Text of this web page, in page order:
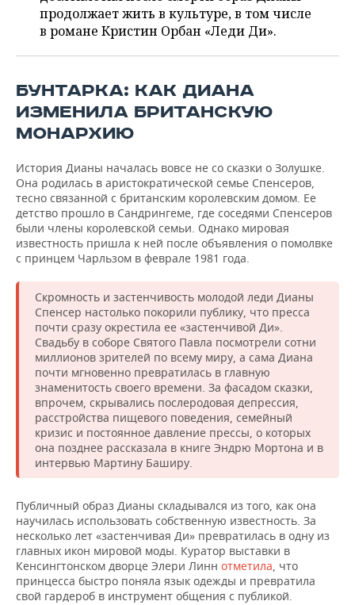
продолжает жить в культуре, в том числе
в романе Кристин Орбан «Леди Ди».
БУНТАРКА: КАК ДИАНА
ИЗМЕНИЛА БРИТАНСКУЮ
МОНАРХИЮ
История Дианы началась вовсе не со сказки о Золушке.
Она родилась в аристократической семье Спенсеров,
тесно связанной с британским королевским домом. Ее
детство прошло в Сандрингеме, где соседями Спенсеров
были члены королевской семьи. Однако мировая
известность пришла к ней после объявления о помолвке
с принцем Чарльзом в феврале 1981 года.
Скромность и застенчивость молодой леди Дианы
Спенсер настолько покорили публику, что пресса
почти сразу окрестила ее «застенчивой Ди».
Свадьбу в соборе Святого Павла посмотрели сотни
миллионов зрителей по всему миру, а сама Диана
почти мгновенно превратилась в главную
знаменитость своего времени. За фасадом сказки,
впрочем, скрывались послеродовая депрессия,
расстройства пищевого поведения, семейный
кризис и постоянное давление прессы, о которых
она позднее рассказала в книге Эндрю Мортона и в
интервью Мартину Баширу.
Публичный образ Дианы складывался из того, как она
научилась использовать собственную известность. За
несколько лет «застенчивая Ди» превратилась в одну из
главных икон мировой моды. Куратор выставки в
Кенсингтонском дворце Элери Линн отметила, что
принцесса быстро поняла язык одежды и превратила
свой гардероб в инструмент общения с публикой.